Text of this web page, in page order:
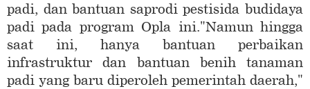
padi, dan bantuan saprodi pestisida budidaya
padi pada program Opla ini."Namun hingga
saat ini, hanya bantuan perbaikan
infrastruktur dan bantuan benih tanaman
padi yang baru diperoleh pemerintah daerah,"